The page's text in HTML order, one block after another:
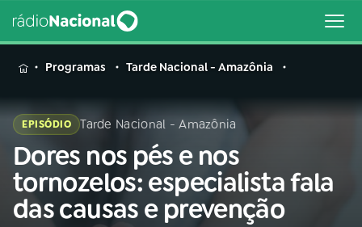
MENU
Buscar
na
Rádio
Nacional
Buscar
Programas Tarde Nacional - Amazônia
EPISÓDIO Tarde Nacional - Amazônia
Dores nos pés e nos
tornozelos: especialista fala
das causas e prevenção